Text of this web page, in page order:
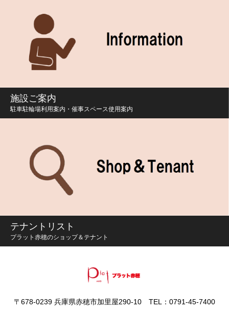
施設ご案内
駐車駐輪場利用案内・催事スペース使用案内
テナントリスト
プラット赤穂のショップ＆テナント
〒678-0239 兵庫県赤穂市加里屋290-10 TEL：0791-45-7400